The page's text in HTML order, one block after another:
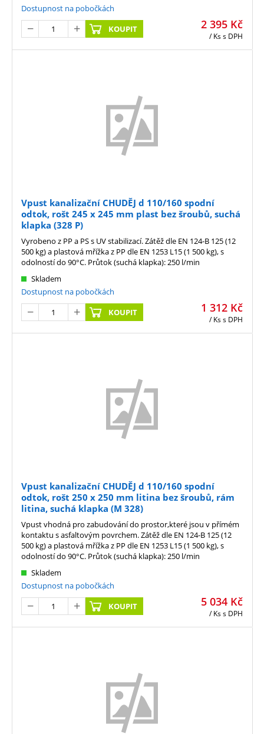
2 395 Kč
/ Kss DPH
Dostupnost na pobočkách
KOUPIT
Vpust kanalizační CHUDĚJ d 110/160 spodní
odtok, rošt 245 x 245 mm plast bez šroubů, suchá
klapka (328 P)
1 312 Kč
/ Kss DPH
Skladem
Dostupnost na pobočkách
KOUPIT
Vyrobeno z PP a PS s UV stabilizací. Zátěž dle EN 124-B 125 (12
500 kg) a plastová mřížka z PP dle EN 1253 L15 (1 500 kg), s
odolností do 90°C. Průtok (suchá klapka): 250 l/min
Vpust kanalizační CHUDĚJ d 110/160 spodní
odtok, rošt 250 x 250 mm litina bez šroubů, rám
litina, suchá klapka (M 328)
5 034 Kč
/ Kss DPH
Skladem
Dostupnost na pobočkách
KOUPIT
Vpust vhodná pro zabudování do prostor,které jsou v přímém
kontaktu s asfaltovým povrchem. Zátěž dle EN 124-B 125 (12
500 kg) a plastová mřížka z PP dle EN 1253 L15 (1 500 kg), s
odolností do 90°C. Průtok (suchá klapka): 250 l/min